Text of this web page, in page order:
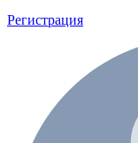
Регистрация